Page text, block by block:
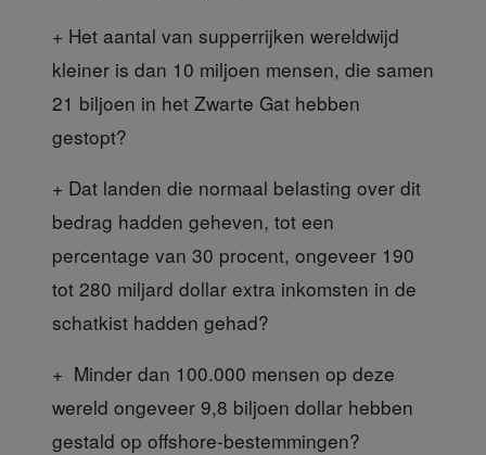
+ Het aantal van supperrijken wereldwijd
kleiner is dan 10 miljoen mensen, die samen
21 biljoen in het Zwarte Gat hebben
gestopt?
+ Dat landen die normaal belasting over dit
bedrag hadden geheven, tot een
percentage van 30 procent, ongeveer 190
tot 280 miljard dollar extra inkomsten in de
schatkist hadden gehad?
+ Minder dan 100.000 mensen op deze
wereld ongeveer 9,8 biljoen dollar hebben
gestald op offshore-bestemmingen?